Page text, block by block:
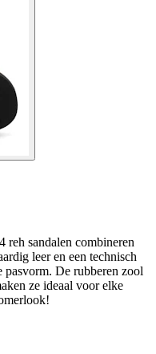
reh sandalen combineren
leer en een technisch
pasvorm. De rubberen zool
ze ideaal voor elke